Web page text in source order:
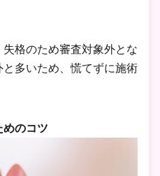
格のため審査対象外とな
多いため、慌てずに施術
めのコツ